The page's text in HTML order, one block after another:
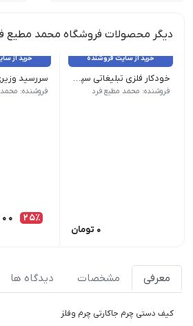
دیگر محصولات فروشگاه محمد مطیع
خرید از سایت فروشنده
خودکار فلزی تبلیغاتی سپهران کد 2555 ابعاد 1 × 1 × 14 سانتی متر رنگ عسلی, قهوه ای, مشکی
فروشنده: محمد مطیع فرد
0 تومان
خرید از
قطع : وزیری|
فروشنده:
25٪
معرفی مشخصات دیدگاه ها
کیف دستی چرم جاکارتی چرم وفلز